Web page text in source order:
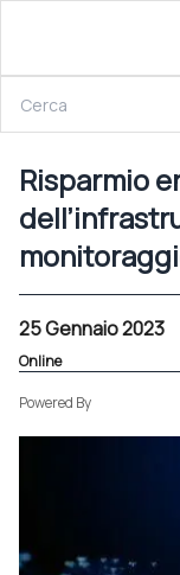
Risparmio
25 Gennaio 2023
Online
Powered By